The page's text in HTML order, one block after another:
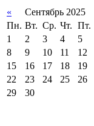
« Сентябрь 2025
Пн. Вт. Ср. Чт. Пт.
1
2 3 4 5
8
9 10 11 12
15
16 17 18 19
22
23 24 25 26
29
30